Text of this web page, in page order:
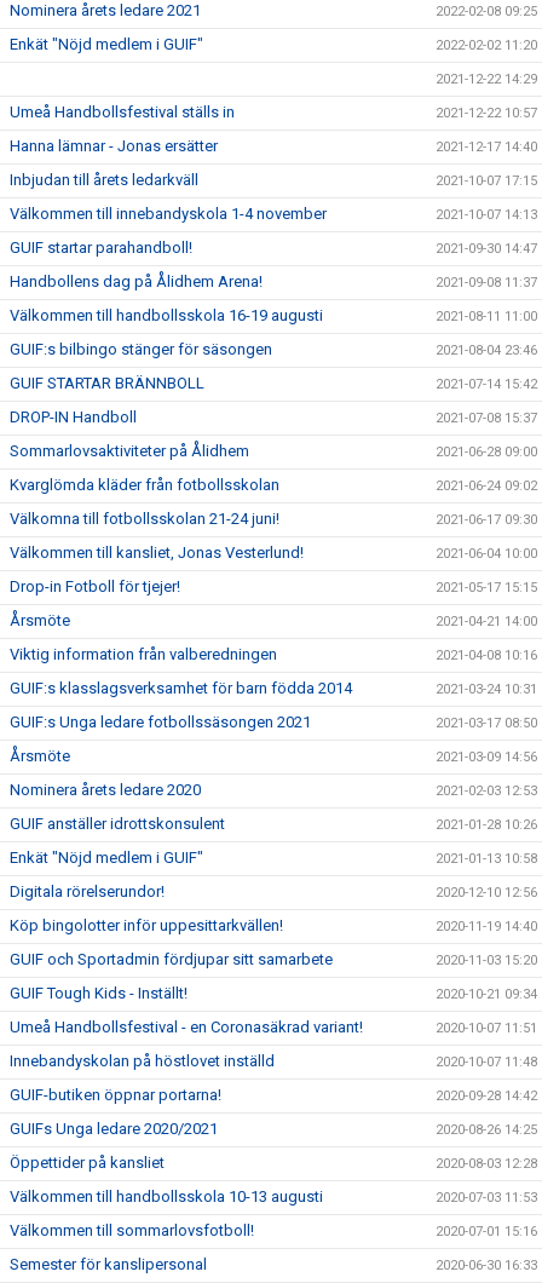
Nominera årets ledare 2021 2022-02-08 09:25
Enkät "Nöjd medlem i GUIF" 2022-02-02 11:20
2021-12-22 14:29
Umeå Handbollsfestival ställs in 2021-12-22 10:57
Hanna lämnar - Jonas ersätter 2021-12-17 14:40
Inbjudan till årets ledarkväll 2021-10-07 17:15
Välkommen till innebandyskola 1-4 november 2021-10-07 14:13
GUIF startar parahandboll! 2021-09-30 14:47
Handbollens dag på Ålidhem Arena! 2021-09-08 11:37
Välkommen till handbollsskola 16-19 augusti 2021-08-11 11:00
GUIF:s bilbingo stänger för säsongen 2021-08-04 23:46
GUIF STARTAR BRÄNNBOLL 2021-07-14 15:42
DROP-IN Handboll 2021-07-08 15:37
Sommarlovsaktiviteter på Ålidhem 2021-06-28 09:00
Kvarglömda kläder från fotbollsskolan 2021-06-24 09:02
Välkomna till fotbollsskolan 21-24 juni! 2021-06-17 09:30
Välkommen till kansliet, Jonas Vesterlund! 2021-06-04 10:00
Drop-in Fotboll för tjejer! 2021-05-17 15:15
Årsmöte 2021-04-21 14:00
Viktig information från valberedningen 2021-04-08 10:16
GUIF:s klasslagsverksamhet för barn födda 2014 2021-03-24 10:31
GUIF:s Unga ledare fotbollssäsongen 2021 2021-03-17 08:50
Årsmöte 2021-03-09 14:56
Nominera årets ledare 2020 2021-02-03 12:53
GUIF anställer idrottskonsulent 2021-01-28 10:26
Enkät "Nöjd medlem i GUIF" 2021-01-13 10:58
Digitala rörelserundor! 2020-12-10 12:56
Köp bingolotter inför uppesittarkvällen! 2020-11-19 14:40
GUIF och Sportadmin fördjupar sitt samarbete 2020-11-03 15:20
GUIF Tough Kids - Inställt! 2020-10-21 09:34
Umeå Handbollsfestival - en Coronasäkrad variant! 2020-10-07 11:51
Innebandyskolan på höstlovet inställd 2020-10-07 11:48
GUIF-butiken öppnar portarna! 2020-09-28 14:42
GUIFs Unga ledare 2020/2021 2020-08-26 14:25
Öppettider på kansliet 2020-08-03 12:28
Välkommen till handbollsskola 10-13 augusti 2020-07-03 11:53
Välkommen till sommarlovsfotboll! 2020-07-01 15:16
Semester för kanslipersonal 2020-06-30 16:33